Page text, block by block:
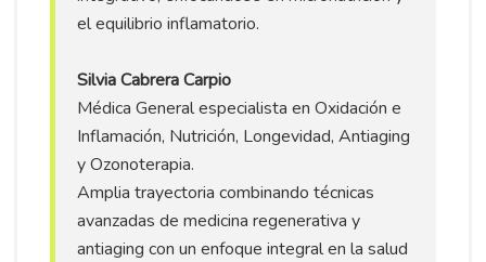
el equilibrio inflamatorio.
Silvia Cabrera Carpio
Médica General especialista en Oxidación e
Inflamación, Nutrición, Longevidad, Antiaging
y Ozonoterapia.
Amplia trayectoria combinando técnicas
avanzadas de medicina regenerativa y
antiaging con un enfoque integral en la salud